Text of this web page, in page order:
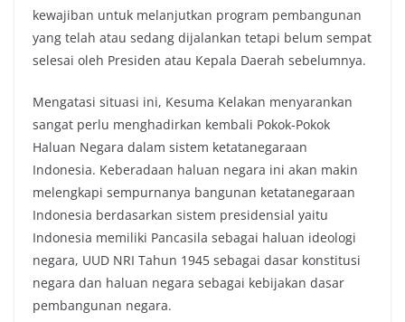
kewajiban untuk melanjutkan program pembangunan
yang telah atau sedang dijalankan tetapi belum sempat
selesai oleh Presiden atau Kepala Daerah sebelumnya.
Mengatasi situasi ini, Kesuma Kelakan menyarankan
sangat perlu menghadirkan kembali Pokok-Pokok
Haluan Negara dalam sistem ketatanegaraan
Indonesia. Keberadaan haluan negara ini akan makin
melengkapi sempurnanya bangunan ketatanegaraan
Indonesia berdasarkan sistem presidensial yaitu
Indonesia memiliki Pancasila sebagai haluan ideologi
negara, UUD NRI Tahun 1945 sebagai dasar konstitusi
negara dan haluan negara sebagai kebijakan dasar
pembangunan negara.